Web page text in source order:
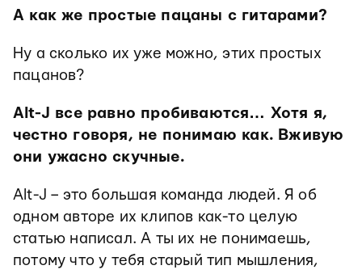
А как же простые пацаны с гитарами?
Ну а сколько их уже можно, этих простых
пацанов?
Alt-J все равно пробиваются… Хотя я,
честно говоря, не понимаю как. Вживую
они ужасно скучные.
Alt-J – это большая команда людей. Я об
одном авторе их клипов как-то целую
статью написал. А ты их не понимаешь,
потому что у тебя старый тип мышления,